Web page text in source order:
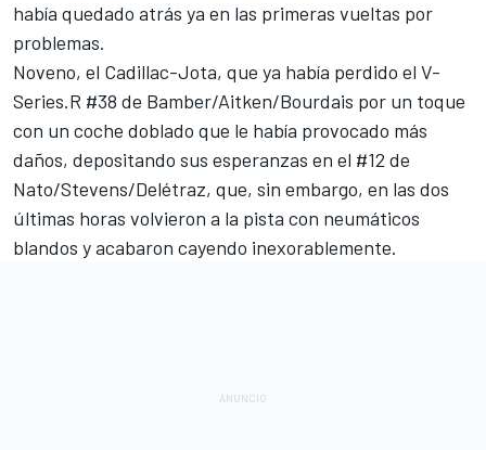
había quedado atrás ya en las primeras vueltas por
problemas.
Noveno, el Cadillac-Jota, que ya había perdido el V-
Series.R #38 de Bamber/Aitken/Bourdais por un toque
con un coche doblado que le había provocado más
daños, depositando sus esperanzas en el #12 de
Nato/Stevens/Delétraz, que, sin embargo, en las dos
últimas horas volvieron a la pista con neumáticos
blandos y acabaron cayendo inexorablemente.